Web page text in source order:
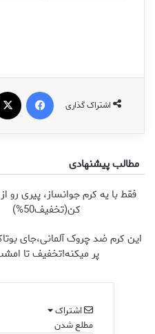
اشتراک گذاری
فیس بوک
مطالب پیشنهادی
فقط با یه کرم جوانساز، پیری رو
کن(تخفیف50%)
این کرم ضد چروک آلمانی،جای
پر میکنه!تخفیف تا
اشتراک
مطلع شدن